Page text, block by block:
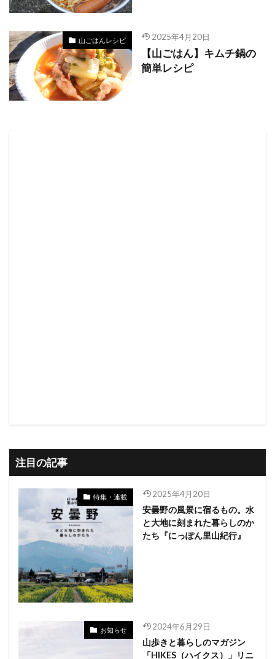
山ごはんレシピ 2025年4月20日
【山ごはん】キムチ鍋の
簡単レシピ
注目の記事
特集・連載 2025年4月20日
安曇野の風景に宿るもの。水
と大地に刻まれた暮らしのか
たち『にっぽん里山紀行』
お知らせ 2024年6月29日
山歩きと暮らしのマガジン
「HIKES（ハイクス）」リニ